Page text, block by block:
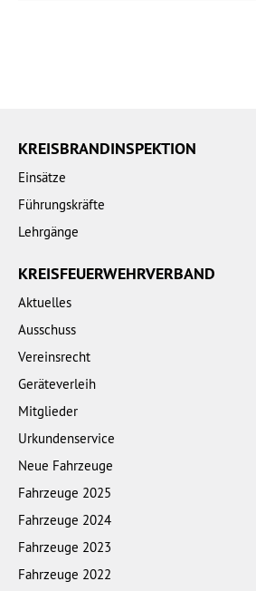
KREISBRANDINSPEKTION
Einsätze
Führungskräfte
Lehrgänge
KREISFEUERWEHRVERBAND
Aktuelles
Ausschuss
Vereinsrecht
Geräteverleih
Mitglieder
Urkundenservice
Neue Fahrzeuge
Fahrzeuge 2025
Fahrzeuge 2024
Fahrzeuge 2023
Fahrzeuge 2022